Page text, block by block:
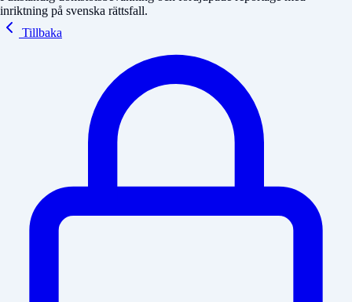
inriktning på svenska rättsfall.
Tillbaka